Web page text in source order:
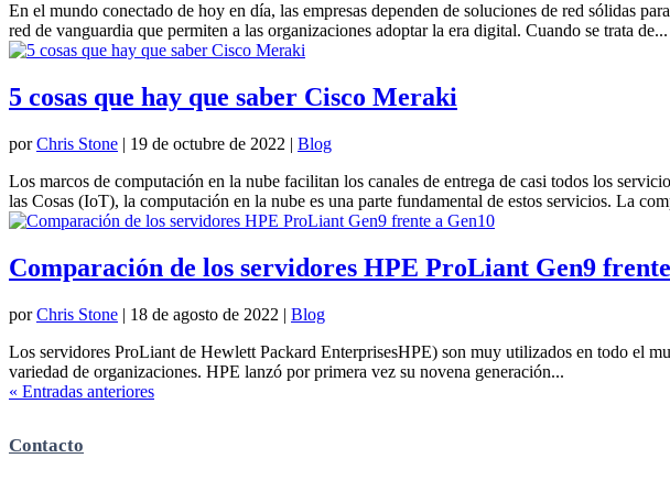
En el mundo conectado de hoy en día, las empresas dependen de soluciones de red sólidas
red de vanguardia que permiten a las organizaciones adoptar la era digital. Cuando se trata de...
5 cosas que hay que saber Cisco Meraki
porChris Stone | 19 de octubre de 2022 | Blog
Los marcos de computación en la nube facilitan los canales de entrega de casi todos los
las Cosas (IoT), la computación en la nube es una parte fundamental de estos servicios. La
Comparación de los servidores HPE ProLiant Gen9
porChris Stone | 18 de agosto de 2022 | Blog
Los servidores ProLiant de Hewlett Packard EnterprisesHPE) son muy utilizados en todo el
variedad de organizaciones. HPE lanzó por primera vez su novena generación...
« Entradas anteriores
Contacto